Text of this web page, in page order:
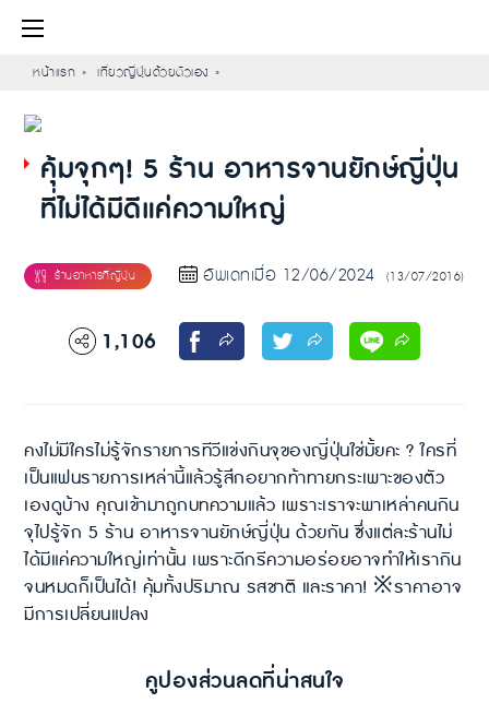
หน้าแรก เที่ยวญี่ปุ่นด้วยตัวเอง
คุ้มจุกๆ! 5 ร้าน อาหารจานยักษ์ญี่ปุ่น
ที่ไม่ได้มีดีแค่ความใหญ่
อัพเดทเมื่อ 12/06/2024 (13/07/2016)
1,106
คงไม่มีใครไม่รู้จักรายการทีวีแข่งกินจุของญี่ปุ่นใช่มั้ยคะ ? ใครที่
เป็นแฟนรายการเหล่านี้แล้วรู้สึกอยากท้าทายกระเพาะของตัว
เองดูบ้าง คุณเข้ามาถูกบทความแล้ว เพราะเราจะพาเหล่าคนกิน
จุไปรู้จัก 5 ร้าน อาหารจานยักษ์ญี่ปุ่น ด้วยกัน ซึ่งแต่ละร้านไม่
ได้มีแค่ความใหญ่เท่านั้น เพราะดีกรีความอร่อยอาจทำให้เรากิน
จนหมดก็เป็นได้! คุ้มทั้งปริมาณ รสชาติ และราคา! ※ราคาอาจ
มีการเปลี่ยนแปลง
คูปองส่วนลดที่น่าสนใจ